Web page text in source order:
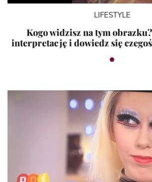
LIFESTYLE
Kogo widzisz na tym
interpretację i dowiedz się